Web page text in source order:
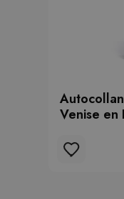
Venise en